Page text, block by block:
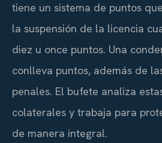
tiene un sistema de puntos
la suspensión de la licencia
diez u once puntos. Una
conlleva puntos, además de
penales. El bufete analiza
colaterales y trabaja para
de manera integral.